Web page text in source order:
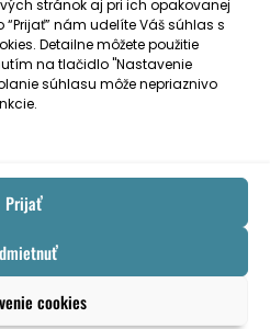
stránok aj pri ich opakovanej
nám udelíte Váš súhlas s
Detailne môžete použitie
na tlačidlo "Nastavenie
súhlasu môže nepriaznivo
Prijať
cookies